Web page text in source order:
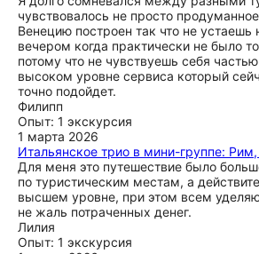
чувствовалось не просто
Венецию построен так что не
вечером когда практически не было
потому что не чувствуешь себя
высоком уровне сервиса который
точно подойдет.
Филипп
Опыт: 1 экскурсия
1 марта 2026
Итальянское трио в мини-группе:
Для меня это путешествие было
по туристическим местам, а
высшем уровне, при этом всем
не жаль потраченных денег.
Лилия
Опыт: 1 экскурсия